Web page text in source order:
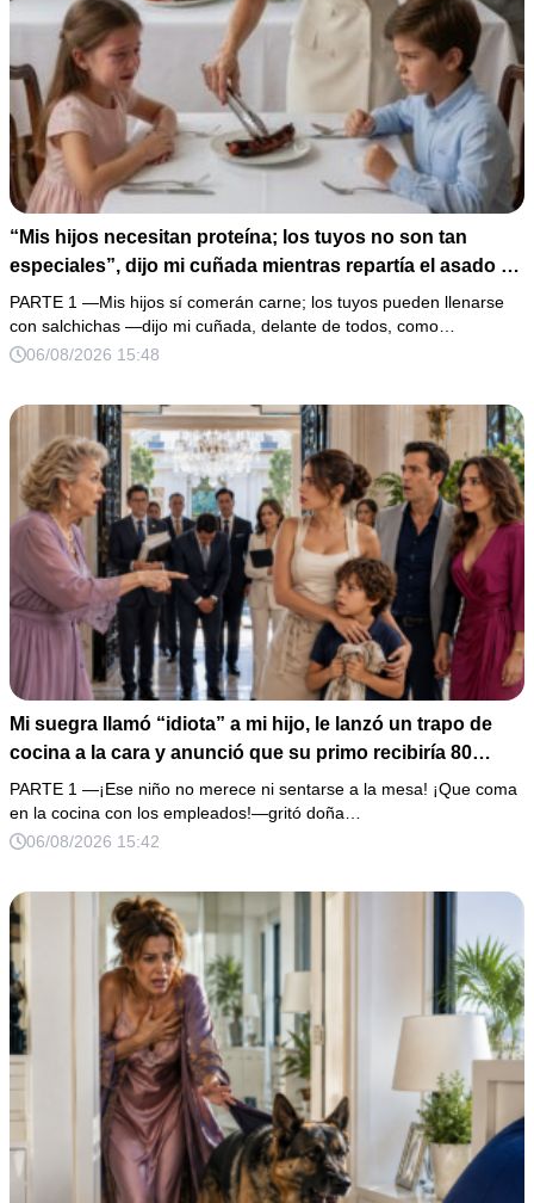
“Mis hijos necesitan proteína; los tuyos no son tan
especiales”, dijo mi cuñada mientras repartía el asado y
hacía llorar a mi hija. Mi esposo me pidió que no armara
un escándalo, así que guardé silencio, terminé un pastel
de boda de 8,000 pesos y coloqué sobre la mesa un
PARTE 1 —Mis hijos sí comerán carne; los tuyos pueden llenarse
con salchichas —dijo mi cuñada, delante de todos, como…
06/08/2026 15:48
Mi suegra llamó “idiota” a mi hijo, le lanzó un trapo de
cocina a la cara y anunció que su primo recibiría 80
millones y el 50% de las acciones: “Aprende cuál es tu
lugar”. Permanecí en silencio hasta que terminaron de
firmar; entonces mostré una grabación y alguien llamó a
PARTE 1 —¡Ese niño no merece ni sentarse a la mesa! ¡Que coma
en la cocina con los empleados!—gritó doña…
06/08/2026 15:42